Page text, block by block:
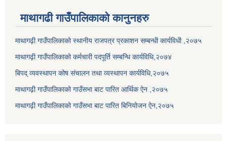
माथागढी गाउँपालिकाको कानुनहरु
माथागढ़ी गाउँपालिकाको स्थानीय राजपत्र प्रकाशन सम्बन्धी कार्यविधी ,२०७५
माथागढ़ी गाउँपालिकाको कर्मचारी पदपूर्ति सम्बन्धि कार्यविधि,२०७४
बिपद् व्यवस्थापन कोष संचालन तथा व्यस्थापन कार्यविधि,२०७५
माथागढ़ी गाउँपालिकाको गाउँसभा बाट पारित आर्थिक ऐन ,२०७५
माथागढ़ी गाउँपालिकाको गाउँसभा बाट पारित बिनियोजन ऐन,२०७५